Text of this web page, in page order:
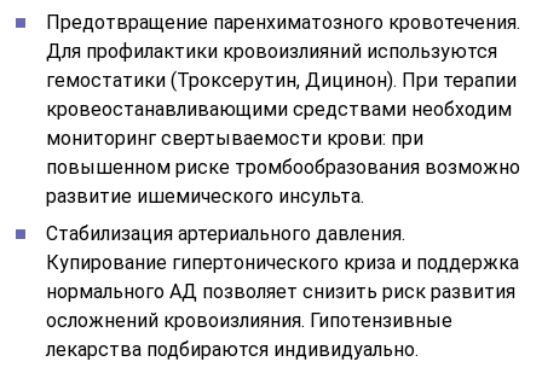
Предотвращение паренхиматозного кровотечения.
Для профилактики кровоизлияний используются
гемостатики (Троксерутин, Дицинон). При терапии
кровеостанавливающими средствами необходим
мониторинг свертываемости крови: при
повышенном риске тромбообразования возможно
развитие ишемического инсульта.
Стабилизация артериального давления.
Купирование гипертонического криза и поддержка
нормального АД позволяет снизить риск развития
осложнений кровоизлияния. Гипотензивные
лекарства подбираются индивидуально.